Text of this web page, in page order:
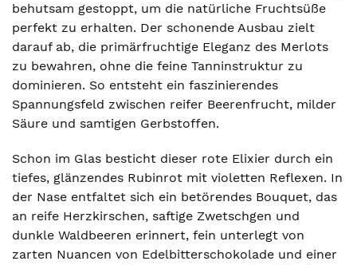
behutsam gestoppt, um die natürliche Fruchtsüße
perfekt zu erhalten. Der schonende Ausbau zielt
darauf ab, die primärfruchtige Eleganz des Merlots
zu bewahren, ohne die feine Tanninstruktur zu
dominieren. So entsteht ein faszinierendes
Spannungsfeld zwischen reifer Beerenfrucht, milder
Säure und samtigen Gerbstoffen.
Schon im Glas besticht dieser rote Elixier durch ein
tiefes, glänzendes Rubinrot mit violetten Reflexen. In
der Nase entfaltet sich ein betörendes Bouquet, das
an reife Herzkirschen, saftige Zwetschgen und
dunkle Waldbeeren erinnert, fein unterlegt von
zarten Nuancen von Edelbitterschokolade und einer